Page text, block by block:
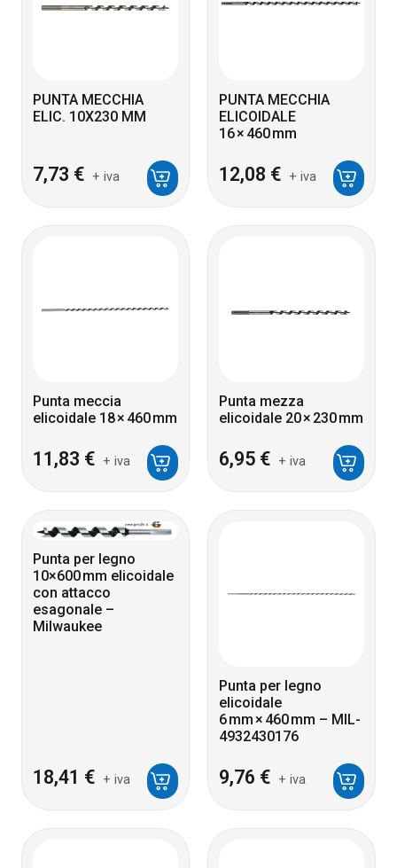
PUNTA MECCHIA
ELIC. 10X230 MM
7,73 € + iva
PUNTA MECCHIA
ELICOIDALE
16 × 460 mm
12,08 € + iva
Punta meccia
elicoidale 18 × 460 mm
11,83 € + iva
Punta mezza
elicoidale 20 × 230 mm
6,95 € + iva
Punta per legno
10×600 mm elicoidale
con attacco
esagonale –
Milwaukee
18,41 € + iva
Punta per legno
elicoidale
6 mm × 460 mm – MIL-
4932430176
9,76 € + iva